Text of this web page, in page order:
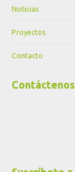
Noticias
Proyectos
Contacto
Contáctenos